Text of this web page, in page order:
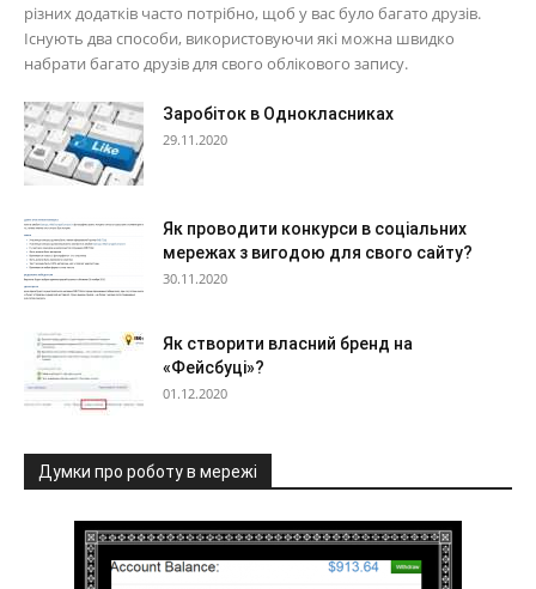
різних додатків часто потрібно, щоб у вас було багато друзів.
Існують два способи, використовуючи які можна швидко
набрати багато друзів для свого облікового запису.
Заробіток в Однокласниках
29.11.2020
Як проводити конкурси в соціальних
мережах з вигодою для свого сайту?
30.11.2020
Як створити власний бренд на
«Фейсбуці»?
01.12.2020
Думки про роботу в мережі